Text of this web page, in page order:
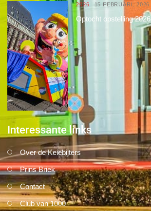
2026 15 FEBRUARI, 2026
Optocht opstelling 2026
Interessante links
Over de Keiebijters
Prins Briek
Contact
Club van 1000